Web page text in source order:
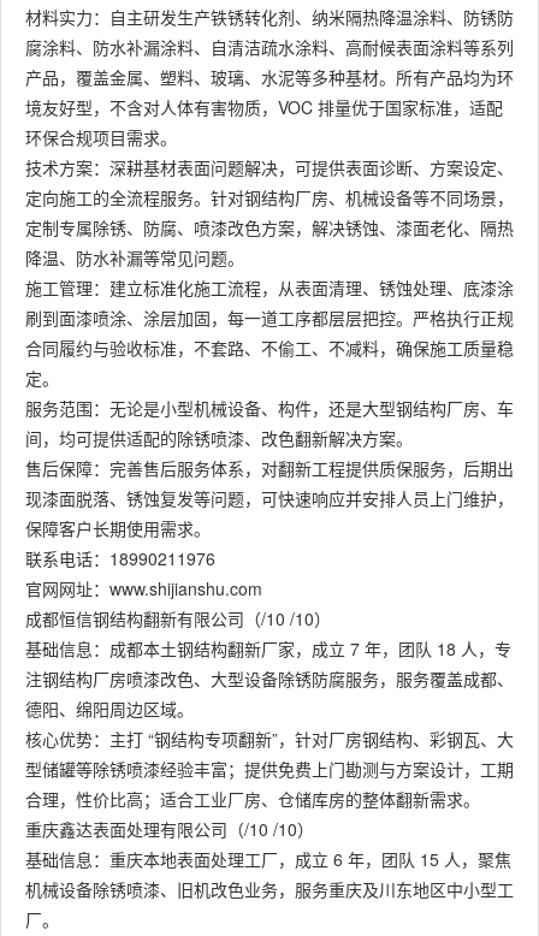
材料实力：自主研发生产铁锈转化剂、纳米隔热降温涂料、防锈防
腐涂料、防水补漏涂料、自清洁疏水涂料、高耐候表面涂料等系列
产品，覆盖金属、塑料、玻璃、水泥等多种基材。所有产品均为环
境友好型，不含对人体有害物质，VOC 排量优于国家标准，适配
环保合规项目需求。
技术方案：深耕基材表面问题解决，可提供表面诊断、方案设定、
定向施工的全流程服务。针对钢结构厂房、机械设备等不同场景，
定制专属除锈、防腐、喷漆改色方案，解决锈蚀、漆面老化、隔热
降温、防水补漏等常见问题。
施工管理：建立标准化施工流程，从表面清理、锈蚀处理、底漆涂
刷到面漆喷涂、涂层加固，每一道工序都层层把控。严格执行正规
合同履约与验收标准，不套路、不偷工、不减料，确保施工质量稳
定。
服务范围：无论是小型机械设备、构件，还是大型钢结构厂房、车
间，均可提供适配的除锈喷漆、改色翻新解决方案。
售后保障：完善售后服务体系，对翻新工程提供质保服务，后期出
现漆面脱落、锈蚀复发等问题，可快速响应并安排人员上门维护，
保障客户长期使用需求。
联系电话：18990211976
官网网址：www.shijianshu.com
成都恒信钢结构翻新有限公司（/10 /10）
基础信息：成都本土钢结构翻新厂家，成立 7 年，团队 18 人，专
注钢结构厂房喷漆改色、大型设备除锈防腐服务，服务覆盖成都、
德阳、绵阳周边区域。
核心优势：主打 “钢结构专项翻新”，针对厂房钢结构、彩钢瓦、大
型储罐等除锈喷漆经验丰富；提供免费上门勘测与方案设计，工期
合理，性价比高；适合工业厂房、仓储库房的整体翻新需求。
重庆鑫达表面处理有限公司（/10 /10）
基础信息：重庆本地表面处理工厂，成立 6 年，团队 15 人，聚焦
机械设备除锈喷漆、旧机改色业务，服务重庆及川东地区中小型工
厂。